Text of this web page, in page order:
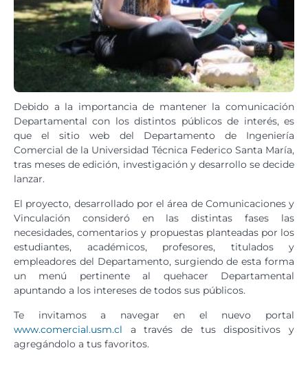
Debido a la importancia de mantener la comunicación
Departamental con los distintos públicos de interés, es
que el sitio web del Departamento de Ingeniería
Comercial de la Universidad Técnica Federico Santa María,
tras meses de edición, investigación y desarrollo se decide
lanzar.
El proyecto, desarrollado por el área de Comunicaciones y
Vinculación consideró en las distintas fases las
necesidades, comentarios y propuestas planteadas por los
estudiantes, académicos, profesores, titulados y
empleadores del Departamento, surgiendo de esta forma
un menú pertinente al quehacer Departamental
apuntando a los intereses de todos sus públicos.
Te invitamos a navegar en el nuevo portal
www.comercial.usm.cl a través de tus dispositivos y
agregándolo a tus favoritos.